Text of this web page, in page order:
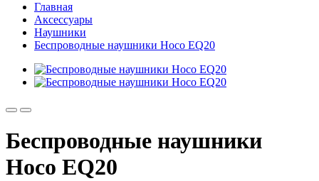
Главная
Аксессуары
Наушники
Беспроводные наушники Hoco EQ20
Беспроводные наушники
Hoco EQ20